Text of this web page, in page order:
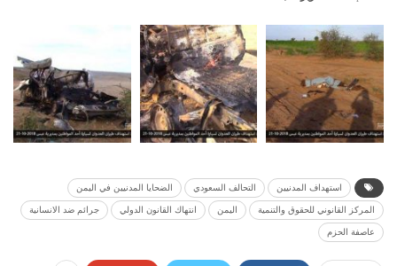
استهداف المدنيين التحالف السعودي الضحايا المدنيين في اليمن
المركز القانوني للحقوق والتنمية اليمن انتهاك القانون الدولي جرائم ضد الانسانية
عاصفة الحزم